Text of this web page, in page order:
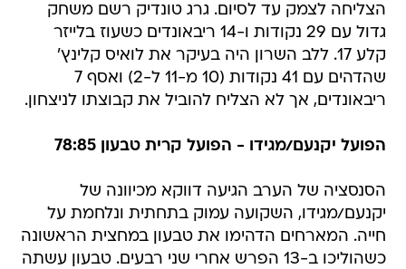
הצליחה לצמק עד לסיום. גרג טונדיק רשם משחק
גדול עם 29 נקודות ו-14 ריבאונדים כשעוז בלייזר
קלע 17. ללב השרון היה בעיקר את לואיס קלינץ'
שהדהים עם 41 נקודות (10 מ-11 ל-2) ואסף 7
ריבאונדים, אך לא הצליח להוביל את קבוצתו לניצחון.
הפועל יקנעם/מגידו - הפועל קרית טבעון 78:85
הסנסציה של הערב הגיעה דווקא מכיוונה של
יקנעם/מגידו, השקועה עמוק בתחתית ונלחמת על
חייה. המארחים הדהימו את טבעון במחצית הראשונה
כשהוליכו ב-13 הפרש אחרי שני רבעים. טבעון עשתה